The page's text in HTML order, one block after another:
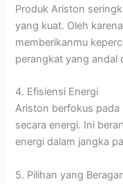
Produk Ariston
yang kuat. Oleh
memberikanmu
perangkat yang andal
4. Efisiensi Energi
Ariston berfokus
secara energi. Ini
energi dalam jangka
5. Pilihan yang